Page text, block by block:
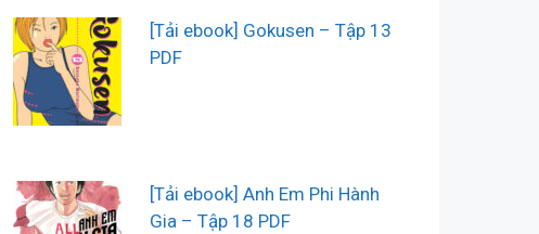
[Tải ebook] Gokusen – Tập 13
PDF
[Tải ebook] Anh Em Phi Hành
Gia – Tập 18 PDF